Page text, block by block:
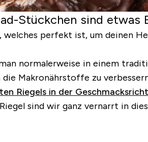
Stückchen sind etwas
perfekt ist, um deinen
normalerweise in einem
Makronährstoffe zu
Riegels in der
sind wir ganz vernarrt in